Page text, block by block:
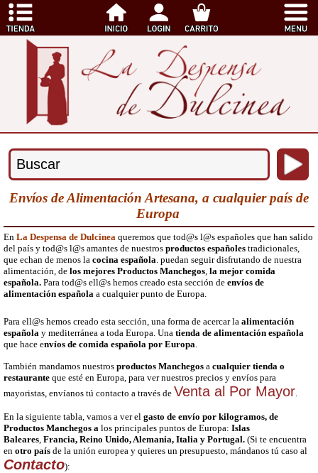
Envíos de Alimentación Artesana, a cualquier país de
Europa
En La Despensa de Dulcinea queremos que tod@s l@s españoles que han salido
del país y tod@s l@s amantes de nuestros productos españoles tradicionales,
que echan de menos la cocina española . puedan seguir disfrutando de nuestra
alimentación, de los mejores Productos Manchegos la mejor comida
española. Para tod@s ell@s hemos creado esta sección de envíos de
alimentación española a cualquier punto de Europa.
Para ell@s hemos creado esta sección, una forma de acercar la alimentación
española y mediterránea a toda Europa. Una tienda de alimentación española
que hace envíos de comida española por Europa
También mandamos nuestros productos Manchegos a cualquier tienda o
restaurante que esté en Europa, para ver nuestros precios y envíos para
mayoristas, envíanos tú contacto a través de Venta al Por Mayor
En la siguiente tabla, vamos a ver el gasto de envío por kilogramos, de
Productos Manchegos a los principales puntos de Europa: Islas
Baleares Francia, Reino Unido, Alemania, Italia y Portugal. (Si te encuentra
en otro país de la unión europea y quieres un presupuesto, mándanos tú caso al
Contacto):